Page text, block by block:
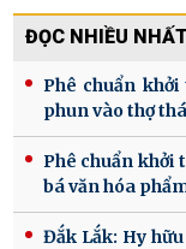
ĐỌC NHIỀU NHẤT
Phê chuẩn
phun vào thợ
Phê chuẩn
bá văn hóa
Đắk Lắk: Hy